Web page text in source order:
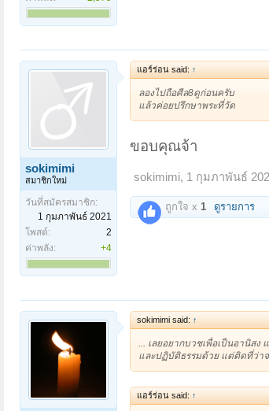
sokimimi
สมาชิกใหม่
วันที่สมัครสมาชิก:
1 กุมภาพันธ์ 2021
โพสต์:
2
ค่าพลัง:
+4
แอร์ร่อน said: ↑
ลองไปถือศีล8ดูก่อนครับ
แล้วค่อยปรึกษาพระที่วัด
ขอบคุณจ้า
sokimimi, 1 กุมภาพันธ์
ถูกใจ x 1 ดูรายการ
sokimimi said: ↑
... เลยอยากบวชเพื่อเป็นอานิส
และปฏิบัติธรรมด้วย แต่ติดที่ว่า
แอร์ร่อน said: ↑